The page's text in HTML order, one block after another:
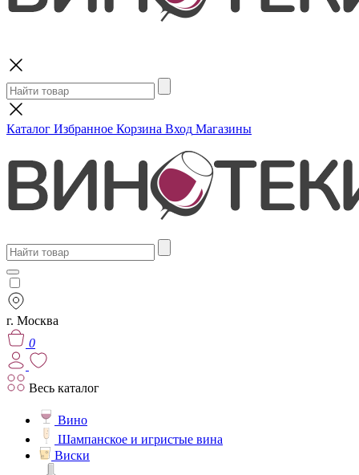
Каталог Избранное Корзина Вход Магазины
г. Москва
0
Весь каталог
Вино
Шампанское и игристые вина
Виски